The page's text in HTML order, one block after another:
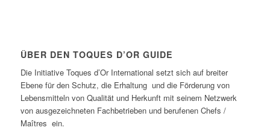
ÜBER DEN TOQUES D’OR GUIDE
Die Initiative Toques d’Or International setzt sich auf breiter
Ebene für den Schutz, die Erhaltung und die Förderung von
Lebensmitteln von Qualität und Herkunft mit seinem Netzwerk
von ausgezeichneten Fachbetrieben und berufenen Chefs /
Maîtres ein.